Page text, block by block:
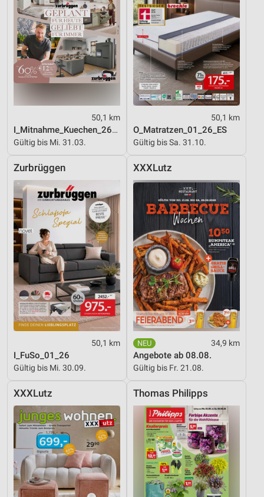
50,1 km
I_Mitnahme_Kuechen_26_ES
Gültig bis Mi. 31.03.
50,1 km
O_Matratzen_01_26_ES
Gültig bis Sa. 31.10.
Zurbrüggen
50,1 km
I_FuSo_01_26
Gültig bis Mi. 30.09.
XXXLutz
34,9 km
Angebote ab 08.08.
Gültig bis Fr. 21.08.
XXXLutz Thomas Philipps